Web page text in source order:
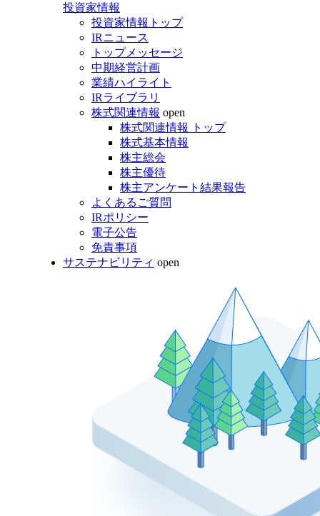
投資家情報
投資家情報トップ
IRニュース
トップメッセージ
中期経営計画
業績ハイライト
IRライブラリ
株式関連情報 open
株式関連情報 トップ
株式基本情報
株主総会
株主優待
株主アンケート結果報告
よくあるご質問
IRポリシー
電子公告
免責事項
サステナビリティ open